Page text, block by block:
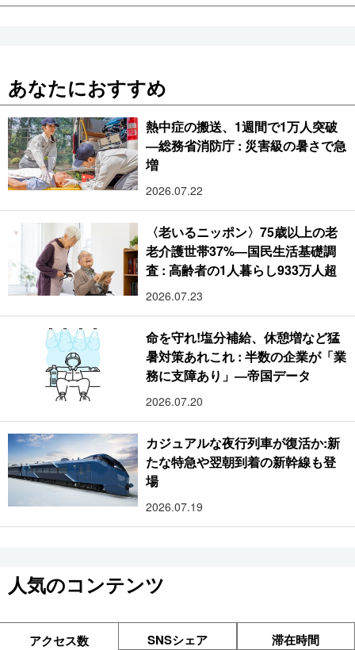
あなたにおすすめ
熱中症の搬送、1週間で1万人突破
―総務省消防庁 : 災害級の暑さで急
増
2026.07.22
〈老いるニッポン〉75歳以上の老
老介護世帯37%―国民生活基礎調
査 : 高齢者の1人暮らし933万人超
2026.07.23
命を守れ!塩分補給、休憩増など猛
暑対策あれこれ : 半数の企業が「業
務に支障あり」―帝国データ
2026.07.20
カジュアルな夜行列車が復活か:新
たな特急や翌朝到着の新幹線も登
場
2026.07.19
人気のコンテンツ
アクセス数 SNSシェア 滞在時間